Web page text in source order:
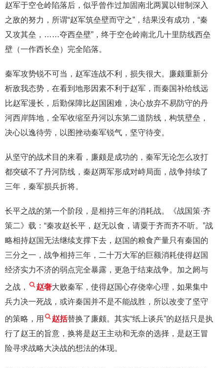
赵军于空仓岭陷落后，似乎曾作过加固南北两翼以钳制深入
之敌的努力，所谓“赵军筑垒壁而守之”，结果没有成功，“秦
又攻其垒，……夺西垒壁”，终于空仓岭南北几十里防线西垒
壁（一作西长垒）完全陷落。
秦军攻势锐不可当，赵军连战不利，损失很大。廉颇重新分
析敌我态势，在看到地形因素不利于赵军，而秦国补给线远
比赵军漫长，后勤保障比赵国困难，决心放弃不易防守的丹
河西岸阵地，全军收缩至丹河以东第二道防线，构筑壁垒，
决心以逸待劳，以图挫动秦军锐气，坚守待变。
从坚守的战术目的来看，廉颇是成功的，秦军无论怎么攻打
都突破不了丹河防线，秦赵两军形成对峙局面，战争持续了
三年，秦军损兵折将。
长平之战的第一个阶段，是相持三年的消耗战。《战国策·齐
策二》载：“秦攻赵长平，赵无以食，请粟于齐而齐不听。”战
略相持赵国无法继续支撑下去，赵国的粮食产量只有秦国的
三分之一，战争相持三年，二十万大军的巨额消耗使得赵国
经济实力不济的弱点完全暴露，更急于结束战争。加之阏与
之战， 赵奢大败秦军，使得赵国心存侥幸心理，如果集中
兵力决一死战，或许秦国并不是不能战胜，所以改变了坚守
的策略，用 赵括替换了廉颇。其实“纸上谈兵”的赵括只是执
行了赵王的旨意，换将是赵王主动和无奈的选择，是赵王冒
险寻求战略大决战的想法的体现。